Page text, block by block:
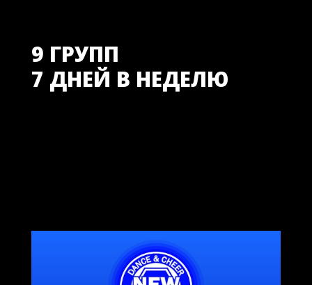
9 ГРУПП
7 ДНЕЙ В НЕДЕЛЮ